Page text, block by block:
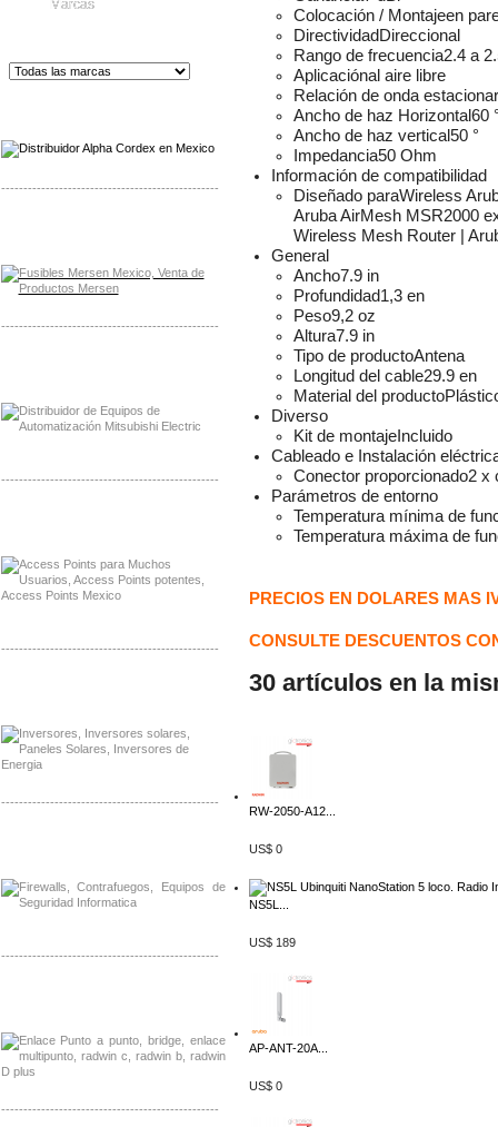
Marcas
-------------------------------------------------
-------------------------------------------------
-------------------------------------------------
-------------------------------------------------
-------------------------------------------------
-------------------------------------------------
-------------------------------------------------
Colocación / Montajeen
Directividad Direccional
Rango de frecuencia2.4 a
Aplicaciónal aire libre
Relación de onda
Ancho de haz Horizontal60
Ancho de haz vertical50 °
Impedancia50 Ohm
Información de compatibilidad
Diseñado paraWireless
Aruba AirMesh MSR2000
Wireless Mesh Router |
General
Ancho7.9 in
Profundidad1,3 en
Peso9,2 oz
Altura7.9 in
Tipo de productoAntena
Longitud del cable29.9 en
Material del producto
Diverso
Kit de montajeIncluido
Cableado e Instalación
Conector proporcionado2 x
Parámetros de entorno
Temperatura mínima de
Temperatura máxima de
PRECIOS EN DOLARES MAS
CONSULTE DESCUENTOS
30 artículos en la
RW-2050-A12...
US$ 0
NS5L...
US$ 189
AP-ANT-20A...
US$ 0